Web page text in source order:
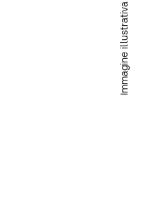
Immagine illustrativa